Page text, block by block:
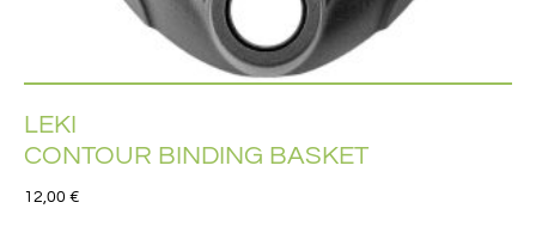
LEKI
CONTOUR BINDING BASKET
12,00 €